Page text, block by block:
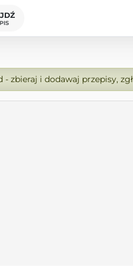
- zbieraj i dodawaj przepisy,